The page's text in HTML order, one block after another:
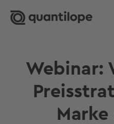
Webinar:
Marke